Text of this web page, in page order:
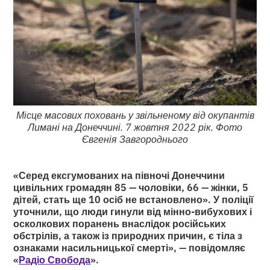
Місце масових поховань у звільненому від окупантів
Лимані на Донеччині. 7 жовтня 2022 рік. Фото
Євгенія Завгороднього
«Серед ексгумованих на півночі Донеччини
цивільних громадян 85 — чоловіки, 66 — жінки, 5
дітей, стать ще 10 осіб не встановлено». У поліції
уточнили, що люди гинули від мінно-вибухових і
осколкових поранень внаслідок російських
обстрілів, а також із природних причин, є тіла з
ознаками насильницької смерті», — повідомляє
«Радіо Свобода».